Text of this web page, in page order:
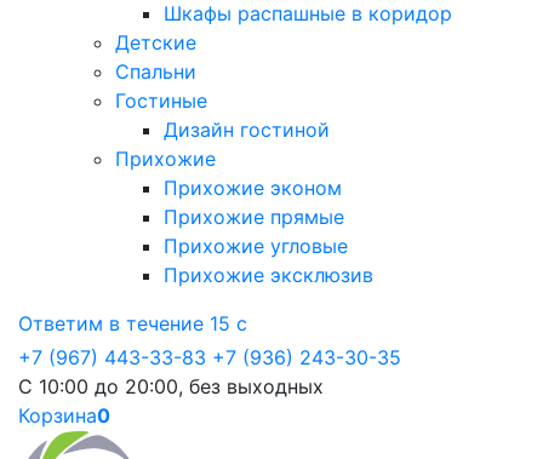
Шкафы распашные в коридор
Детские
Спальни
Гостиные
Дизайн гостиной
Прихожие
Прихожие эконом
Прихожие прямые
Прихожие угловые
Прихожие эксклюзив
Ответим в течение 15 с
+7 (967) 443-33-83 +7 (936) 243-30-35
С 10:00 до 20:00, без выходных
Корзина0